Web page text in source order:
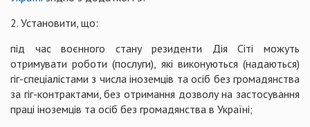
2. Установити, що:
під час воєнного стану резиденти Дія Сіті можуть
отримувати роботи (послуги), які виконуються (надаються)
гіг-спеціалістами з числа іноземців та осіб без громадянства
за гіг-контрактами, без отримання дозволу на застосування
праці іноземців та осіб без громадянства в Україні;